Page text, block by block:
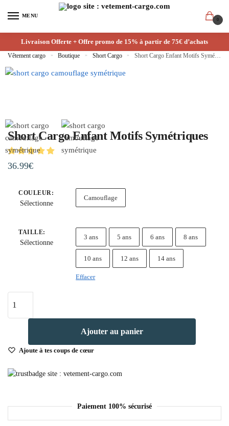
MENU
0
Livraison Offerte + Offre promo de 15% à partir de 75€ d’achats
Vêtement cargo » Boutique » Short Cargo » Short Cargo Enfant Motifs Symétriques
Short Cargo Enfant Motifs Symétriques
36.99€
COULEUR :
Sélectionne
Camouflage
TAILLE:
Sélectionne
3 ans 5 ans 6 ans 8 ans
10 ans 12 ans 14 ans
Effacer
Ajouter au panier
Ajoute à tes coups de cœur
Paiement 100% sécurisé